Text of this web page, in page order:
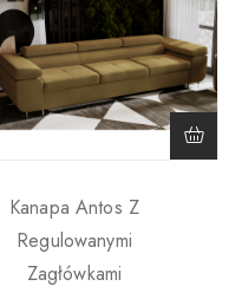
Kanapa Antos Z
Regulowanymi
Zagłówkami